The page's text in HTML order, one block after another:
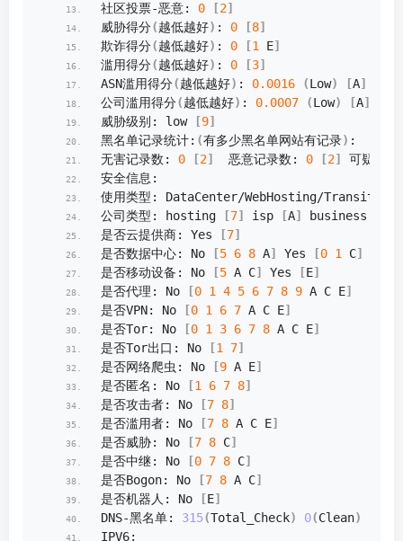
社区投票-恶意: 0 [2]
威胁得分(越低越好) : 0 [8]
欺诈得分(越低越好) : 0 [1 E]
滥用得分(越低越好) : 0 [3]
ASN滥用得分(越低越好) : 0.0016 (Low) [A]
公司滥用得分(越低越好) : 0.0007 (Low) [A]
威胁级别: low
[9]
黑名单记录统计: (有多少黑名单网站有记录) :
无害记录数: 0 [2]
  恶意记录数:
0 [2]
可疑记
安全信息:
使用类型: DataCenter/WebHosting/Transit
公司类型: hosting
[7] isp [A] business
是否云提供商: Yes
[7]
是否数据中心: No
[5 6 8 A] Yes [0 1 C]
是否移动设备: No
[5 A C] Yes [E]
是否代理: No
[0 1 4 5 6 7 8 9 A C E]
是否VPN: No
[0 1 6 7 A C E]
是否Tor: No
[0 1 3 6 7 8 A C E]
是否Tor出口: No
[1 7]
是否网络爬虫: No
[9 A E]
是否匿名: No
[1 6 7 8]
是否攻击者: No
[7 8]
是否滥用者: No
[7 8 A C E]
是否威胁: No
[7 8 C]
是否中继: No
[0 7 8 C]
是否Bogon: No
[7 8 A C]
是否机器人: No
[E]
DNS-黑名单: 315(Total_Check) 0(Clean)
IPV6: